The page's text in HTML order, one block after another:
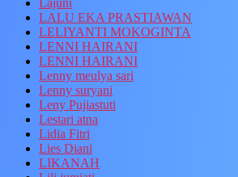
Lajuni
LALU EKA PRASTIAWAN
LELIYANTI MOKOGINTA
LENNI HAIRANI
LENNI HAIRANI
Lenny meulya sari
Lenny suryani
Leny Pujiastuti
Lestari atna
Lidia Fitri
Lies Diani
LIKANAH